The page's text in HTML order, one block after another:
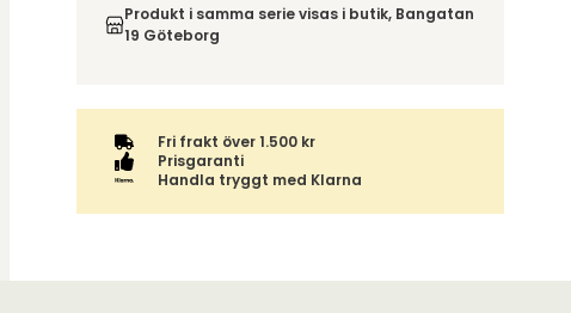
finns att hämta. Beställs varan ihop med andra
produkter skickas hela ordern tillsammans med
emot din order, enligtdistansavtalslagen.
Produkt i samma serie visas i butik, Bangatan
19 Göteborg
Fri frakt över 1.500 kr
Prisgaranti
Handla tryggt med Klarna